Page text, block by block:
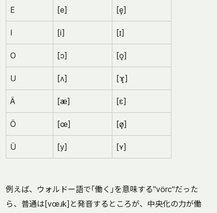
E [e] [e̞]
I [i] [ɪ]
O [ɔ] [o̞]
U [ʌ] [ɤ̞]
Ä [æ] [ɛ]
Ö [œ] [ø̞]
Ü [y] [ʏ]
例えば、ウォルドー語で｢働く｣を意味する"vörc"だった
ら、普通は[vœɹk]と発音するところが、中央化の力が働